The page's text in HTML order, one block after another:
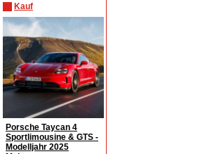
Kauf
Porsche Taycan 4
Sportlimousine & GTS -
Modelljahr 2025